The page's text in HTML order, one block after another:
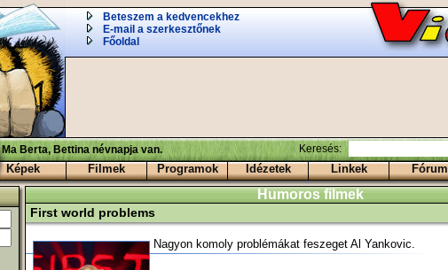
Beteszem a kedvencekhez
E-mail a szerkesztőnek
Főoldal
Ma Berta, Bettina névnapja van. Keresés:
Képek Filmek Programok Idézetek Linkek Fórum
Humoros filmek
First world problems
Nagyon komoly problémákat feszeget Al Yankovic.